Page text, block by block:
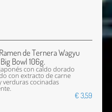
de Ternera Wagyu
Bowl 106g.
con caldo dorado
con extracto de carne
verduras cocinadas
€ 3,59